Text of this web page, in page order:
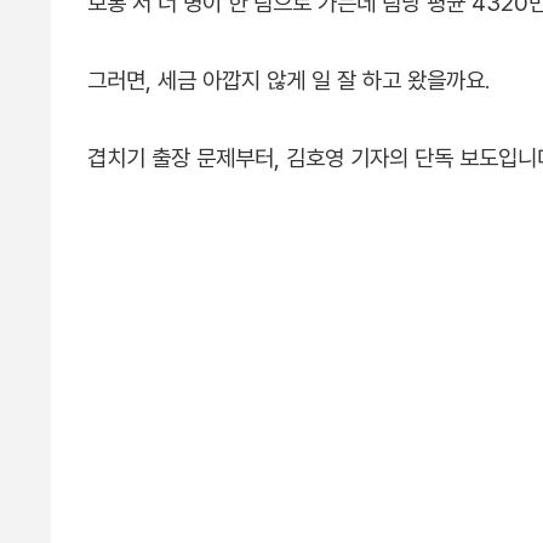
그러면, 세금 아깝지 않게 일 잘 하고 왔을까요.
겹치기 출장 문제부터, 김호영 기자의 단독 보도입니